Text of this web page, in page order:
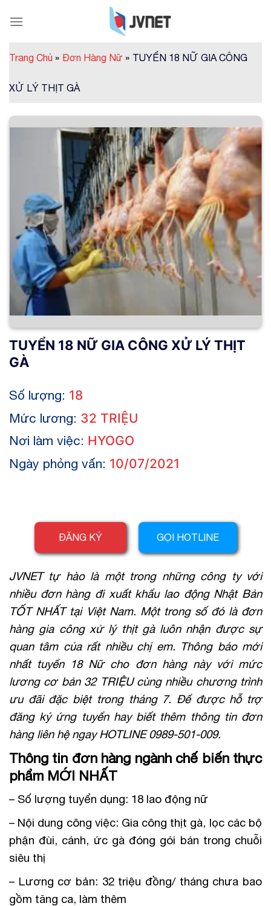
Trang Chủ » Đơn Hàng Nữ » TUYỂN 18 NỮ GIA CÔNG
XỬ LÝ THỊT GÀ
TUYỂN 18 NỮ GIA CÔNG XỬ LÝ THỊT
GÀ
Số lượng: 18
Mức lương: 32 TRIỆU
Nơi làm việc: HYOGO
Ngày phỏng vấn: 10/07/2021
ĐĂNG KÝ GỌI HOTLINE
JVNET tự hào là một trong những công ty với
nhiều đơn hàng đi xuất khẩu lao động Nhật Bản
TỐT NHẤT tại Việt Nam. Một trong số đó là đơn
hàng gia công xử lý thịt gà luôn nhận được sự
quan tâm của rất nhiều chị em. Thông báo mới
nhất tuyển 18 Nữ cho đơn hàng này với mức
lương cơ bản 32 TRIỆU cùng nhiều chương trình
ưu đãi đặc biệt trong tháng 7. Để được hỗ trợ
đăng ký ứng tuyển hay biết thêm thông tin đơn
hàng liên hệ ngay HOTLINE 0989-501-009.
Thông tin đơn hàng ngành chế biến thực
phẩm MỚI NHẤT
– Số lượng tuyển dụng: 18 lao động nữ
– Nội dung công việc: Gia công thịt gà, lọc các bộ
phận đùi, cánh, ức gà đóng gói bán trong chuỗi
siêu thị
– Lương cơ bản: 32 triệu đồng/ tháng chưa bao
gồm tăng ca, làm thêm